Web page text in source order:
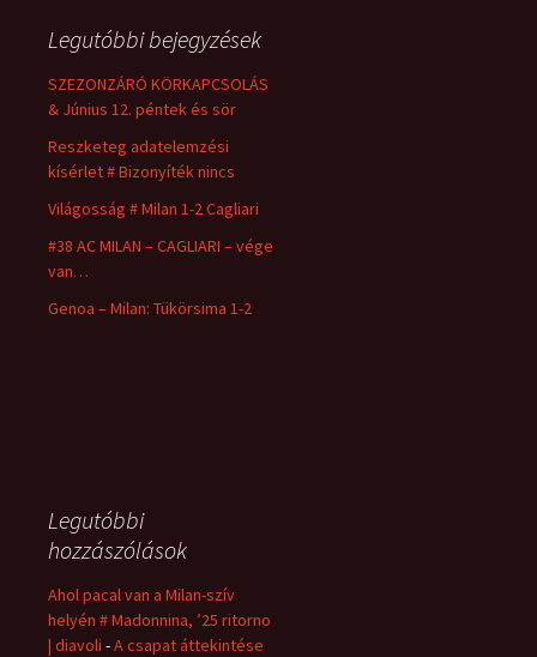
Legutóbbi bejegyzések
SZEZONZÁRÓ KÖRKAPCSOLÁS
& Június 12. péntek és sör
Reszketeg adatelemzési
kísérlet # Bizonyíték nincs
Világosság # Milan 1-2 Cagliari
#38 AC MILAN – CAGLIARI – vége
van…
Genoa – Milan: Tükörsima 1-2
Legutóbbi
hozzászólások
Ahol pacal van a Milan-szív
helyén # Madonnina, ’25 ritorno
| diavoli -A csapat áttekintése